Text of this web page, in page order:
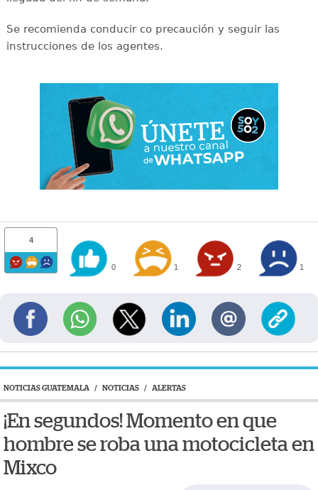
Se recomienda conducir co precaución y seguir las
instrucciones de los agentes.
4
0 1 2 1
NOTICIAS GUATEMALA / NOTICIAS / ALERTAS
¡En segundos! Momento en que
hombre se roba una motocicleta en
Mixco